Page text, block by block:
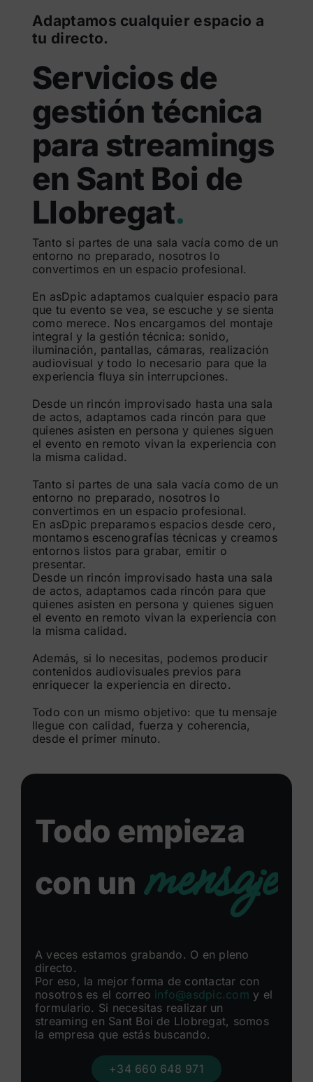
Adaptamos cualquier espacio a
tu directo.
Servicios de
gestión técnica
para streamings
en Sant Boi de
Llobregat.
Tanto si partes de una sala vacía como de un
entorno no preparado, nosotros lo
convertimos en un espacio profesional.
En asDpic adaptamos cualquier espacio para
que tu evento se vea, se escuche y se sienta
como merece. Nos encargamos del montaje
integral y la gestión técnica: sonido,
iluminación, pantallas, cámaras, realización
audiovisual y todo lo necesario para que la
experiencia fluya sin interrupciones.
Desde un rincón improvisado hasta una sala
de actos, adaptamos cada rincón para que
quienes asisten en persona y quienes siguen
el evento en remoto vivan la experiencia con
la misma calidad.
Tanto si partes de una sala vacía como de un
entorno no preparado, nosotros lo
convertimos en un espacio profesional.
En asDpic preparamos espacios desde cero,
montamos escenografías técnicas y creamos
entornos listos para grabar, emitir o
presentar.
Desde un rincón improvisado hasta una sala
de actos, adaptamos cada rincón para que
quienes asisten en persona y quienes siguen
el evento en remoto vivan la experiencia con
la misma calidad.
Además, si lo necesitas, podemos producir
contenidos audiovisuales previos para
enriquecer la experiencia en directo.
Todo con un mismo objetivo: que tu mensaje
llegue con calidad, fuerza y coherencia,
desde el primer minuto.
Todo empieza
con un mensaje
A veces estamos grabando. O en pleno
directo.
Por eso, la mejor forma de contactar con
nosotros es el correo info@asdpic.com y el
formulario. Si necesitas realizar un
streaming en Sant Boi de Llobregat, somos
la empresa que estás buscando.
+34 660 648 971